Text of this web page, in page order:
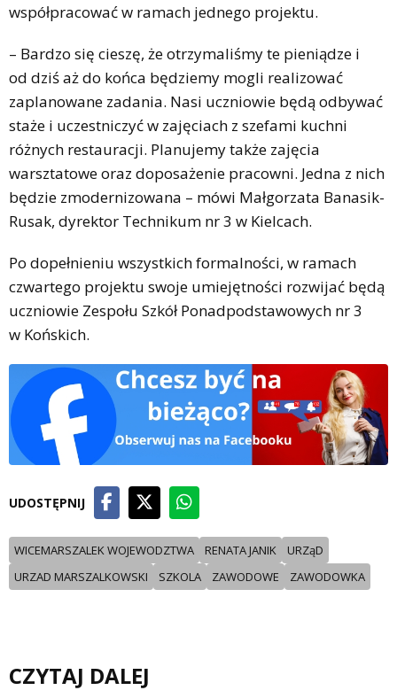
współpracować w ramach jednego projektu.
– Bardzo się cieszę, że otrzymaliśmy te pieniądze i
od dziś aż do końca będziemy mogli realizować
zaplanowane zadania. Nasi uczniowie będą odbywać
staże i uczestniczyć w zajęciach z szefami kuchni
różnych restauracji. Planujemy także zajęcia
warsztatowe oraz doposażenie pracowni. Jedna z nich
będzie zmodernizowana – mówi Małgorzata Banasik-
Rusak, dyrektor Technikum nr 3 w Kielcach.
Po dopełnieniu wszystkich formalności, w ramach
czwartego projektu swoje umiejętności rozwijać będą
uczniowie Zespołu Szkół Ponadpodstawowych nr 3
w Końskich.
UDOSTĘPNIJ
WICEMARSZALEK WOJEWODZTWA RENATA JANIK
URZąD
URZAD MARSZALKOWSKI
SZKOLA ZAWODOWE ZAWODOWKA
CZYTAJ DALEJ